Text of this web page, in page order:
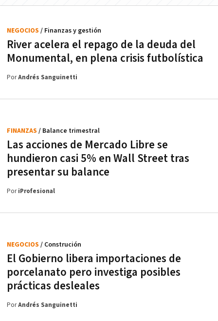
River acelera el repago de la deuda del
Monumental, en plena crisis futbolística
NEGOCIOS / Finanzas y gestión
PorAndrés Sanguinetti
Las acciones de Mercado Libre se
hundieron casi 5% en Wall Street tras
presentar su balance
FINANZAS / Balance trimestral
PoriProfesional
El Gobierno libera importaciones de
porcelanato pero investiga posibles
prácticas desleales
NEGOCIOS / Construción
PorAndrés Sanguinetti